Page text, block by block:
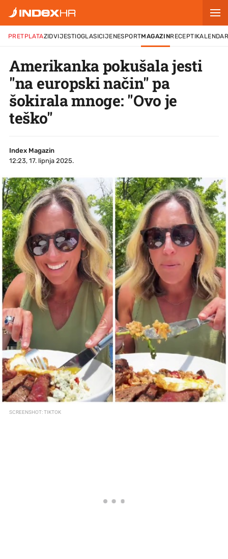
PRETPLATAZIDVIJESTIOGLASICIJENESPORTMAGAZINRECEPTI
Amerikanka pokušala jesti
"na europski način" pa
šokirala mnoge: "Ovo je
teško"
Index Magazin
12:23, 17. lipnja 2025.
SCREENSHOT: TIKTOK